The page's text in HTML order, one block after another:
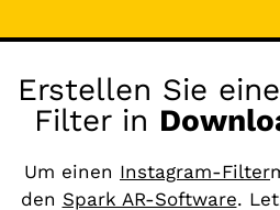
Erstellen Sie
Filter in
Um einen Instagram-Filter
den Spark AR-Software.